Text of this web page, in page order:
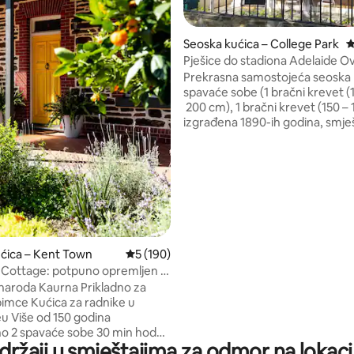
recenzija: 401
– Kent Town Prosječna ocjena: 5/5, recenzija: 190
5 (190)
potpuno opremljen i
u Kent Townu
Kaurna Prikladno za
radnike u
Više od 150 godina
sobe 30 min hoda
Ovala 10 minuta hoda do
Seoska kućica – College Park
Pješice do stadiona Adelaide
botaničkog vrta i poslovne
Prekrasna samostojeća seoska
spavaće sobe (1 bračni krevet
200 cm), 1 bračni krevet (150 –
izgrađena 1890-ih godina,